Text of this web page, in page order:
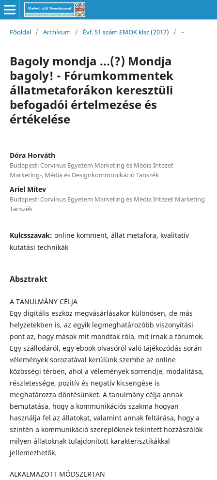
Főoldal / Archívum / Évf. 51 szám EMOK klsz (2017) / –
Bagoly mondja ...(?) Mondja
bagoly! - Fórumkommentek
állatmetaforákon keresztüli
befogadói értelmezése és
értékelése
Dóra Horváth
Budapesti Corvinus Egyetem Marketing és Média Intézet
Marketing-, Média és Designkommunikáció Tanszék
Ariel Mitev
Budapesti Corvinus Egyetem Marketing és Média Intézet Marketing
Tanszék
Kulcsszavak: online komment, állat metafora, kvalitatív
kutatási technikák
Absztrakt
A TANULMÁNY CÉLJA
Egy digitális eszköz megvásárlásakor különösen, de más
helyzetekben is, az egyik legmeghatározóbb viszonyítási
pont az, hogy mások mit mondtak róla, mit írnak a fórumok.
Egy szállodáról, egy ebook olvasóról való tájékozódás során
vélemények sorozatával kerülünk szembe az online
közösségi térben, ahol a vélemények sorrendje, modalitása,
részletessége, pozitív és negatív kicsengése is
meghatározza döntésünket. A tanulmány célja annak
bemutatása, hogy a kommunikációs szakma hogyan
használja fel az állatokat, valamint annak feltárása, hogy a
szintén a kommunikáció szereplőknek tekintett hozzászólók
milyen állatoknak tulajdonított karakterisztikákkal
jellemezhetők.
ALKALMAZOTT MÓDSZERTAN